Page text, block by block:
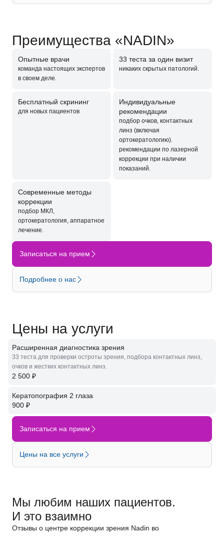
Преимущества «NADIN»
Опытные врачи
команда настоящих экспертов
в своем деле.
33 теста за один визит
никаких скрытых патологий.
Бесплатный скрининг
для новых пациентов
Индивидуальные
рекомендации
подбор очков, контактных
линз (включая
ортокератологию).
рекомендации по лазерной
коррекции при наличии
показаний.
Современные методы
коррекции
подбор МКЛ,
ортокератология, аппаратное
лечение.
Записаться на прием
Подробнее о нас
Цены на услуги
Расширенная диагностика зрения
33 теста для проверки остроты зрения, подбора контактных линз,
очков и жестких контактных линз.
2 500 ₽
Кератопография 2 глаза
900 ₽
Записаться на прием
Цены на все услуги
Мы любим наших пациентов.
И это взаимно
Отзывы о центре коррекции зрения Nadin во